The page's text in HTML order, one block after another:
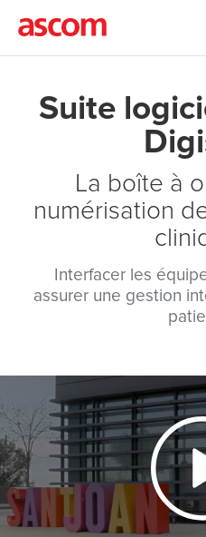
Suite
La boîte à
numérisation
Interfacer les
assurer une gestion